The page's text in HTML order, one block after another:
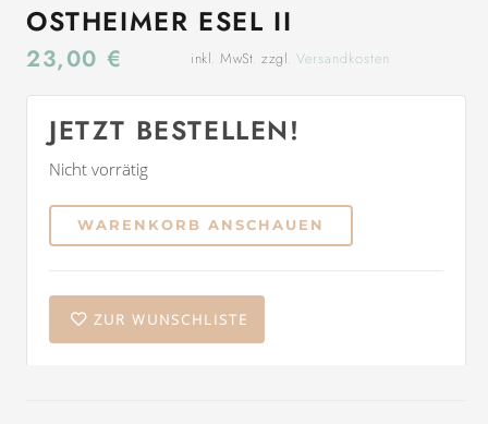
OSTHEIMER ESEL II
23,00 € inkl. MwSt. zzgl.Versandkosten
JETZT BESTELLEN!
Nicht vorrätig
WARENKORB ANSCHAUEN
ZUR WUNSCHLISTE